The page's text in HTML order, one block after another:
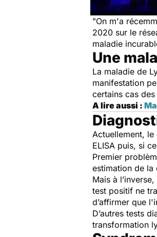
"On m'a
2020 sur le
maladie
Une
La maladie de
manifestation
certains cas
A lire aussi :
Actuellement,
ELISA puis, si
Premier
estimation de la
Mais à
test positif ne
d’affirmer que
D’autres tests
transformation